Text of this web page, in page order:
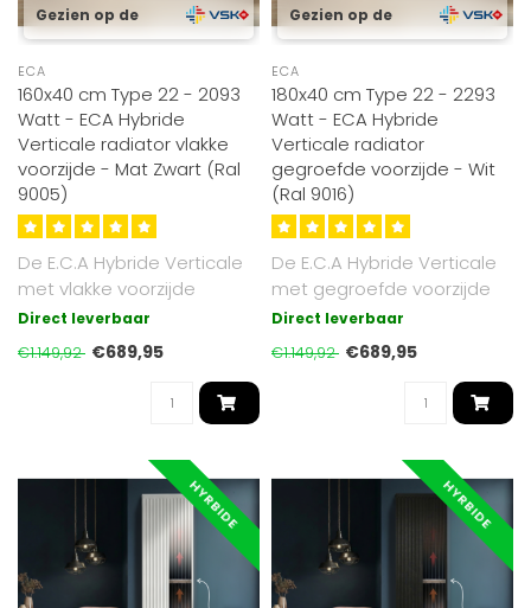
Gezien op de
ECA
160x40 cm Type 22 - 2093
Watt - ECA Hybride
Verticale radiator vlakke
voorzijde - Mat Zwart (Ral
9005)
De E.C.A Hybride Verticale
met vlakke voorzijde
radiator combineert
stralingswar..
Direct leverbaar
€1.149,92 €689,95
Gezien op de
ECA
180x40 cm Type 22 - 2293
Watt - ECA Hybride
Verticale radiator
gegroefde voorzijde - Wit
(Ral 9016)
De E.C.A Hybride Verticale
met gegroefde voorzijde
radiator combineert
stralings..
Direct leverbaar
€1.149,92 €689,95
HYRBIDE HYRBIDE